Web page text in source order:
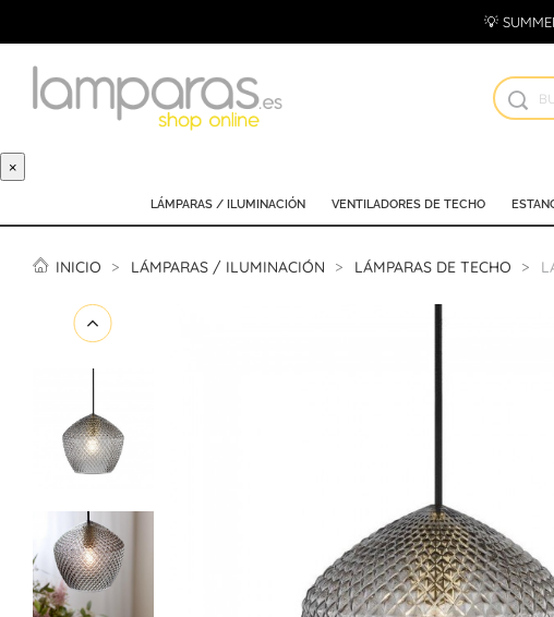
💡
×
LÁMPARAS / ILUMINACIÓN VENTILADORES DE TECHO
INICIO LÁMPARAS / ILUMINACIÓN LÁMPARAS DE TECHO